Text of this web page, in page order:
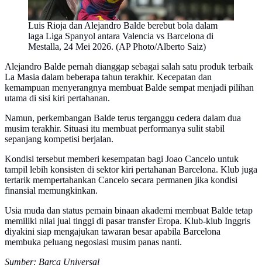
Luis Rioja dan Alejandro Balde berebut bola dalam
laga Liga Spanyol antara Valencia vs Barcelona di
Mestalla, 24 Mei 2026. (AP Photo/Alberto Saiz)
Alejandro Balde pernah dianggap sebagai salah satu produk terbaik
La Masia dalam beberapa tahun terakhir. Kecepatan dan
kemampuan menyerangnya membuat Balde sempat menjadi pilihan
utama di sisi kiri pertahanan.
Namun, perkembangan Balde terus terganggu cedera dalam dua
musim terakhir. Situasi itu membuat performanya sulit stabil
sepanjang kompetisi berjalan.
Kondisi tersebut memberi kesempatan bagi Joao Cancelo untuk
tampil lebih konsisten di sektor kiri pertahanan Barcelona. Klub juga
tertarik mempertahankan Cancelo secara permanen jika kondisi
finansial memungkinkan.
Usia muda dan status pemain binaan akademi membuat Balde tetap
memiliki nilai jual tinggi di pasar transfer Eropa. Klub-klub Inggris
diyakini siap mengajukan tawaran besar apabila Barcelona
membuka peluang negosiasi musim panas nanti.
Sumber: Barca Universal